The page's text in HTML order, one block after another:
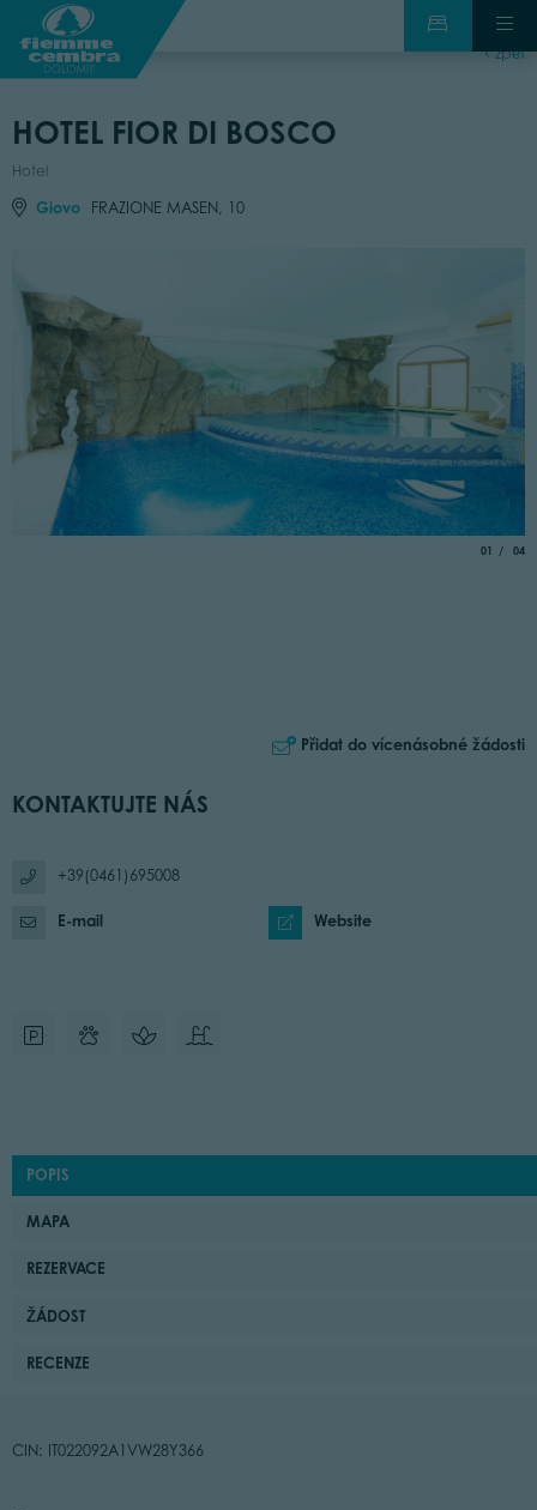
zpět
HOTEL FIOR DI BOSCO
Hotel
Giovo FRAZIONE MASEN, 10
01 of
04
Přidat do vícenásobné žádosti
KONTAKTUJTE NÁS
+39(0461)695008
E-mail Website
POPIS
MAPA
REZERVACE
ŽÁDOST
RECENZE
CIN: IT022092A1VW28Y366